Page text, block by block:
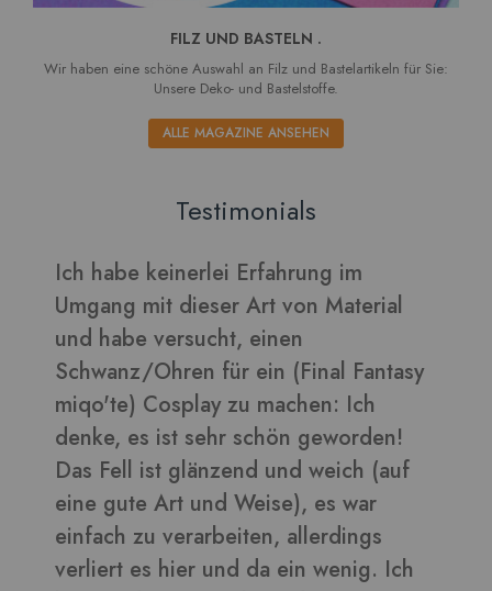
FILZ UND BASTELN .
Wir haben eine schöne Auswahl an Filz und Bastelartikeln für Sie:
Unsere Deko- und Bastelstoffe.
ALLE MAGAZINE ANSEHEN
Testimonials
Verarbeitet sich gut und die Blätter
daraus sehen toll aus ????
Bilder in dieser Rezension
Vera-Kunden